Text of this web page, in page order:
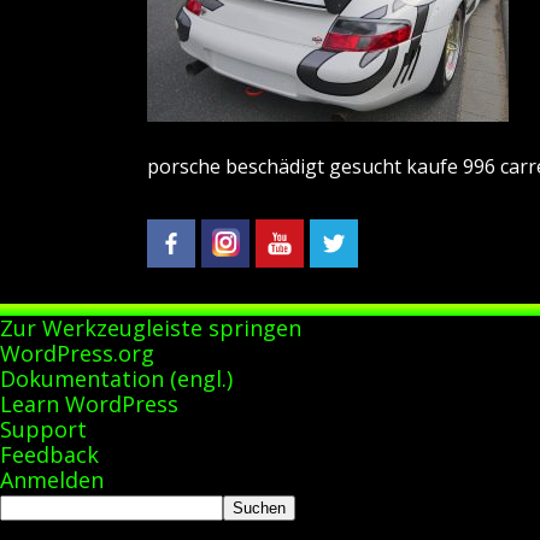
porsche beschädigt gesucht kaufe 996
Zur Werkzeugleiste springen
Über
WordPress
WordPress.org
Dokumentation (engl.)
Learn WordPress
Support
Feedback
Anmelden
Suchen